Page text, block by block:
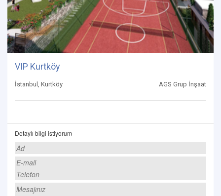
VIP Kurtköy
İstanbul, Kurtköy AGS Grup İnşaat
Detaylı bilgi istiyorum